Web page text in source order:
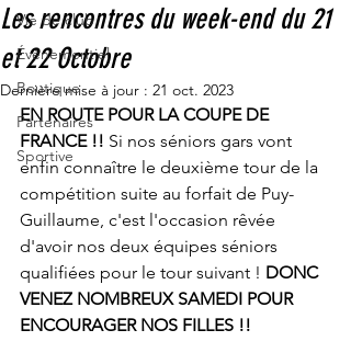
Vie de club
Événementiel
Boutique
Partenaires
Sportive
Les rencontres du week-end du 21
et 22 Octobre
Dernière mise à jour : 21 oct. 2023
EN ROUTE POUR LA COUPE DE
FRANCE !! Si nos séniors gars vont
enfin connaître le deuxième tour de la
compétition suite au forfait de Puy-
Guillaume, c'est l'occasion rêvée
d'avoir nos deux équipes séniors
qualifiées pour le tour suivant ! DONC
VENEZ NOMBREUX SAMEDI POUR
ENCOURAGER NOS FILLES !!